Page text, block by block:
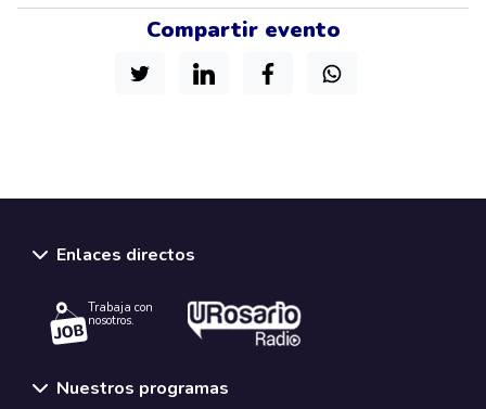
Compartir evento
Enlaces directos
Trabaja con
nosotros.
Nuestros programas